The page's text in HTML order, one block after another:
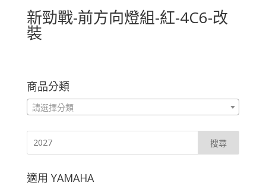
新勁戰-前方向燈組-紅-4C6-改
裝
商品分類
請選擇分類
適用 YAMAHA